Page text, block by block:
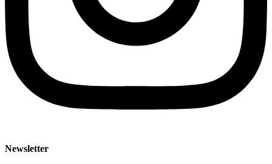
Newsletter